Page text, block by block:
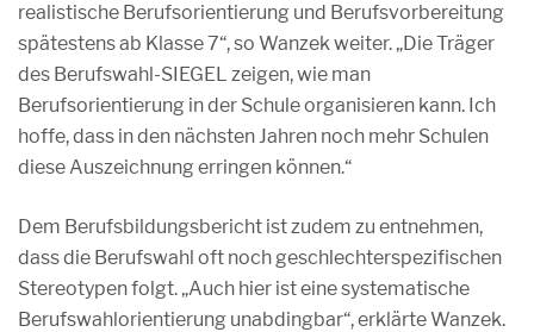
realistische Berufsorientierung und Berufsvorbereitung
spätestens ab Klasse 7“, so Wanzek weiter. „Die Träger
des Berufswahl-SIEGEL zeigen, wie man
Berufsorientierung in der Schule organisieren kann. Ich
hoffe, dass in den nächsten Jahren noch mehr Schulen
diese Auszeichnung erringen können.“
Dem Berufsbildungsbericht ist zudem zu entnehmen,
dass die Berufswahl oft noch geschlechterspezifischen
Stereotypen folgt. „Auch hier ist eine systematische
Berufswahlorientierung unabdingbar“, erklärte Wanzek.